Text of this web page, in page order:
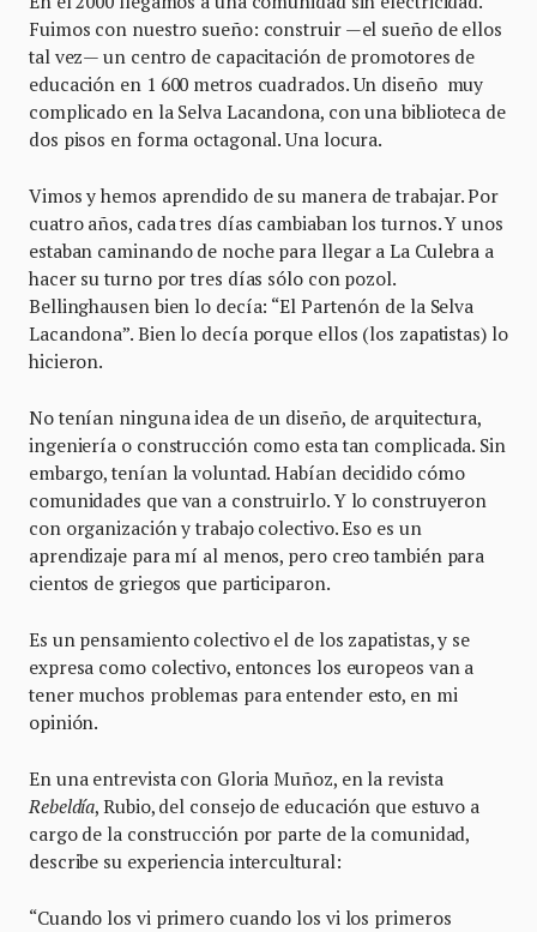
Fuimos con nuestro sueño: construir —el sueño de ellos
tal vez— un centro de capacitación de promotores de
educación en 1 600 metros cuadrados. Un diseño muy
complicado en la Selva Lacandona, con una biblioteca de
dos pisos en forma octagonal. Una locura.
Vimos y hemos aprendido de su manera de trabajar. Por
cuatro años, cada tres días cambiaban los turnos. Y unos
estaban caminando de noche para llegar a La Culebra a
hacer su turno por tres días sólo con pozol.
Bellinghausen bien lo decía: “El Partenón de la Selva
Lacandona”. Bien lo decía porque ellos (los zapatistas) lo
hicieron.
No tenían ninguna idea de un diseño, de arquitectura,
ingeniería o construcción como esta tan complicada. Sin
embargo, tenían la voluntad. Habían decidido cómo
comunidades que van a construirlo. Y lo construyeron
con organización y trabajo colectivo. Eso es un
aprendizaje para mí al menos, pero creo también para
cientos de griegos que participaron.
Es un pensamiento colectivo el de los zapatistas, y se
expresa como colectivo, entonces los europeos van a
tener muchos problemas para entender esto, en mi
opinión.
En una entrevista con Gloria Muñoz, en la revista
Rebeldía, Rubio, del consejo de educación que estuvo a
cargo de la construcción por parte de la comunidad,
describe su experiencia intercultural:
“Cuando los vi primero cuando los vi los primeros